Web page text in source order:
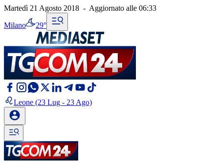
Martedì 21 Agosto 2018 - Aggiornato alle 06:33
Milano 29°
Leone (23 Lug - 23 Ago)